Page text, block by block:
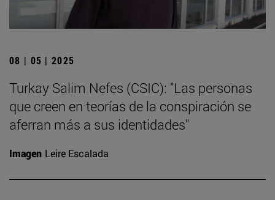
08 | 05 | 2025
Turkay Salim Nefes (CSIC): "Las personas
que creen en teorías de la conspiración se
aferran más a sus identidades"
Imagen Leire Escalada